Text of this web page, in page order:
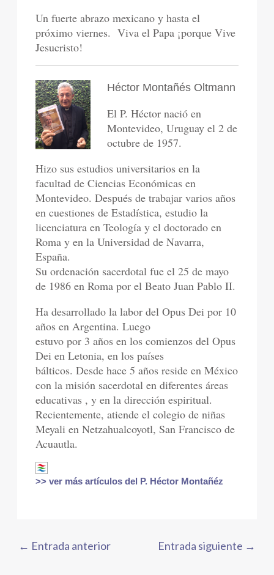
Un fuerte abrazo mexicano y hasta el
próximo viernes. Viva el Papa ¡porque Vive
Jesucristo!
Héctor Montañés Oltmann
El P. Héctor nació en
Montevideo, Uruguay el 2 de
octubre de 1957.
Hizo sus estudios universitarios en la
facultad de Ciencias Económicas en
Montevideo. Después de trabajar varios años
en cuestiones de Estadística, estudio la
licenciatura en Teología y el doctorado en
Roma y en la Universidad de Navarra,
España.
Su ordenación sacerdotal fue el 25 de mayo
de 1986 en Roma por el Beato Juan Pablo II.
Ha desarrollado la labor del Opus Dei por 10
años en Argentina. Luego
estuvo por 3 años en los comienzos del Opus
Dei en Letonia, en los países
bálticos. Desde hace 5 años reside en México
con la misión sacerdotal en diferentes áreas
educativas , y en la dirección espiritual.
Recientemente, atiende el colegio de niñas
Meyali en Netzahualcoyotl, San Francisco de
Acuautla.
>> ver más artículos del P. Héctor Montañéz
← Entrada anterior Entrada siguiente →